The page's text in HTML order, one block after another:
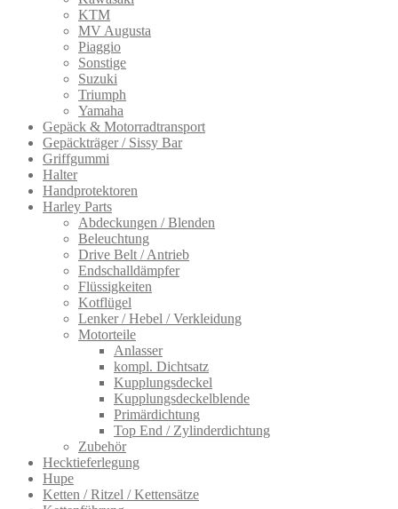
KTM
MV Augusta
Piaggio
Sonstige
Suzuki
Triumph
Yamaha
Gepäck & Motorradtransport
Gepäckträger / Sissy Bar
Griffgummi
Halter
Handprotektoren
Harley Parts
Abdeckungen / Blenden
Beleuchtung
Drive Belt / Antrieb
Endschalldämpfer
Flüssigkeiten
Kotflügel
Lenker / Hebel / Verkleidung
Motorteile
Anlasser
kompl. Dichtsatz
Kupplungsdeckel
Kupplungsdeckelblende
Primärdichtung
Top End / Zylinderdichtung
Zubehör
Hecktieferlegung
Hupe
Ketten / Ritzel / Kettensätze